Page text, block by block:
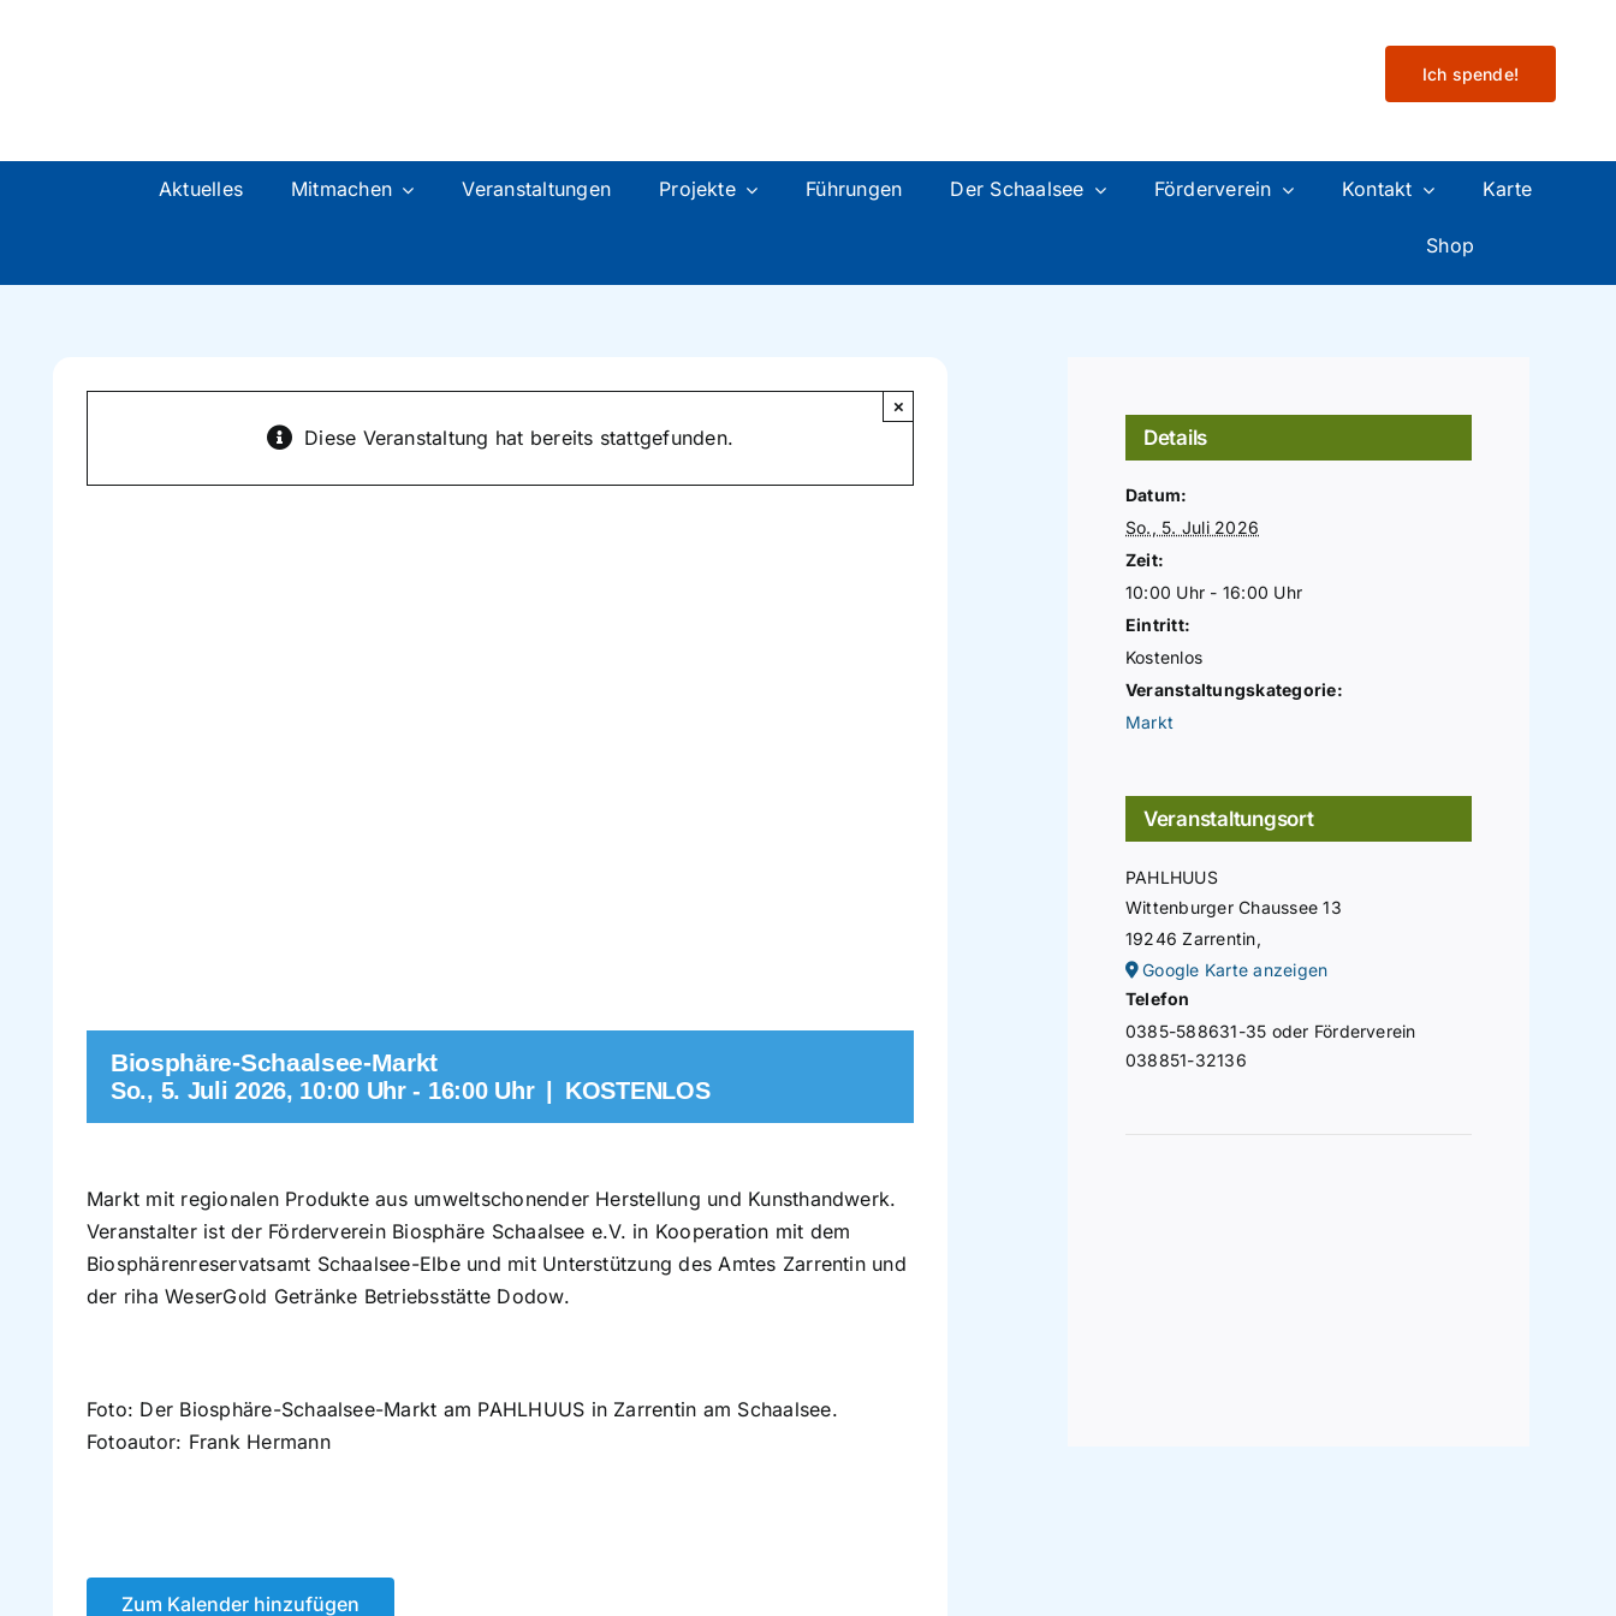
Ich spende!
Aktuelles Mitmachen Veranstaltungen Projekte Führungen Der Schaalsee Förderverein Kontakt Karte
Shop
Diese Veranstaltung hat bereits stattgefunden.
×
Biosphäre-Schaalsee-Markt
So., 5. Juli 2026, 10:00 Uhr- 16:00 Uhr KOSTENLOS
Markt mit regionalen Produkte aus umweltschonender Herstellung und Kunsthandwerk.
Veranstalter ist der Förderverein Biosphäre Schaalsee e.V. in Kooperation mit dem
Biosphärenreservatsamt Schaalsee-Elbe und mit Unterstützung des Amtes Zarrentin und
der riha WeserGold Getränke Betriebsstätte Dodow.
Foto: Der Biosphäre-Schaalsee-Markt am PAHLHUUS in Zarrentin am Schaalsee.
Fotoautor: Frank Hermann
Zum Kalender hinzufügen
Details
Datum:
So., 5. Juli 2026
Zeit:
10:00 Uhr - 16:00 Uhr
Eintritt:
Kostenlos
Veranstaltungskategorie:
Markt
Veranstaltungsort
PAHLHUUS
Wittenburger Chaussee 13
19246 Zarrentin,
Google Karte anzeigen
Telefon
0385-588631-35 oder Förderverein
038851-32136